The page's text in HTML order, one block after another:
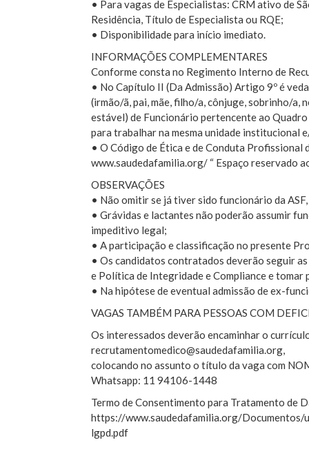
• Para vagas de Especialistas: CRM ativo de
Residência, Título de Especialista ou RQE;
• Disponibilidade para início imediato.
INFORMAÇÕES COMPLEMENTARES
Conforme consta no Regimento Interno de
• No Capítulo II (Da Admissão) Artigo 9º é
(irmão/ã, pai, mãe, filho/a, cônjuge, sobrinho/a,
estável) de Funcionário pertencente ao Quadro
para trabalhar na mesma unidade institucional
• O Código de Ética e de Conduta
www.saudedafamilia.org/ “ Espaço reservado
OBSERVAÇÕES
• Não omitir se já tiver sido funcionário da
• Grávidas e lactantes não poderão assumir
impeditivo legal;
• A participação e classificação no presente
• Os candidatos contratados deverão seguir
e Política de Integridade e Compliance e tomar
• Na hipótese de eventual admissão de ex-
VAGAS TAMBÉM PARA PESSOAS COM
Os interessados deverão encaminhar o
recrutamentomedico@saudedafamilia.org,
colocando no assunto o título da vaga com
Whatsapp: 11 94106-1448
Termo de Consentimento para Tratamento de
https://www.saudedafamilia.org/
lgpd.pdf